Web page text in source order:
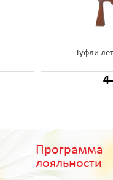
Туфли
4
Программа
лояльности